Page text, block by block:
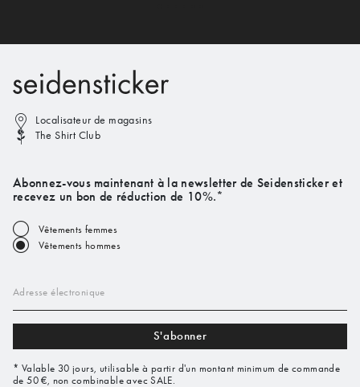
Localisateur de magasins
The Shirt Club
Abonnez-vous maintenant à la newsletter de Seidensticker et
recevez un bon de réduction de 10%.*
Vêtements femmes
Vêtements hommes
Adresse électronique
S'abonner
* Valable 30 jours, utilisable à partir d'un montant minimum de commande
de 50 €, non combinable avec SALE.